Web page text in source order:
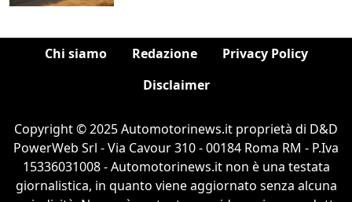
Chi siamo Redazione
Privacy Policy
Disclaimer
Copyright © 2025 Automotorinews.it proprietà di D&D
PowerWeb Srl - Via Cavour 310 - 00184 Roma RM - P.Iva
15336031008 - Automotorinews.it non è una testata
giornalistica, in quanto viene aggiornato senza alcuna